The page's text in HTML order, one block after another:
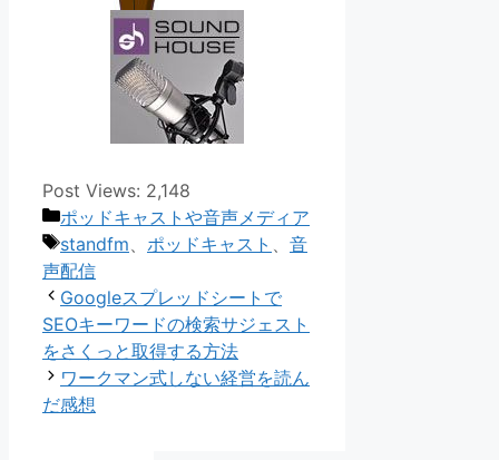
Post Views: 2,148
カ
テ
ゴ
リ
ー
ポッドキャストや音声メディア
タ
グ
standfm ポッドキャスト
音
声配信
Googleスプレッドシートで
SEOキーワードの検索サジェスト
をさくっと取得する方法
ワークマン式しない経営を読ん
だ感想